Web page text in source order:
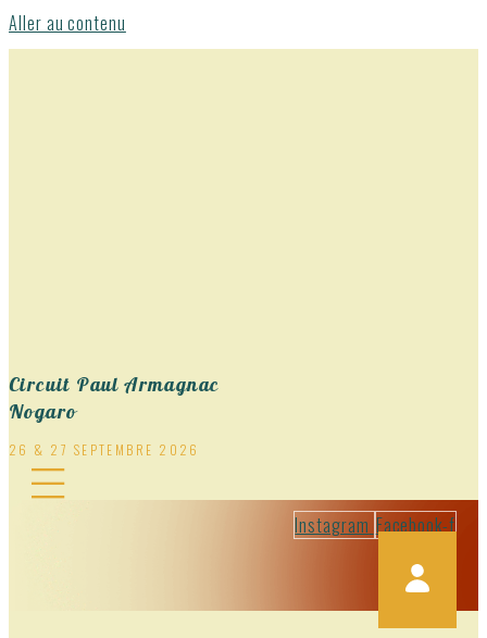
Aller au contenu
Circuit Paul Armagnac
Nogaro
26 & 27 SEPTEMBRE 2026
Instagram Facebook-f